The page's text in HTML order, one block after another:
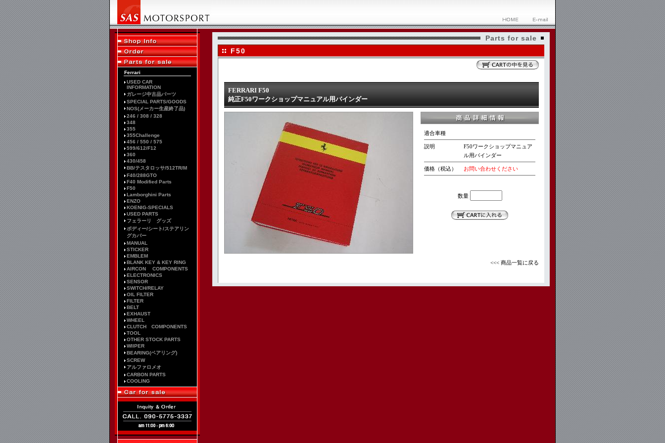
Ferrari
USED CAR
INFORMATION
ガレージ中古品パーツ
SPECIAL PARTS/GOODS
NOS(メーカー生産終了品)
246 / 308 / 328
348
355
355Challenge
456 / 550 / 575
599/612/F12
360
430/458
BB/テスタロッサ/512TR/M
F40/288GTO
F40 Modified Parts
F50
Lamborghini Parts
ENZO
KOENIG-SPECIALS
USED PARTS
フェラーリ グッズ
ボディー/シート/ステアリン
グカバー
MANUAL
STICKER
EMBLEM
BLANK KEY & KEY RING
AIRCON COMPONENTS
ELECTRONICS
SENSOR
SWITCH/RELAY
OIL FILTER
FILTER
BELT
EXHAUST
WHEEL
CLUTCH COMPONENTS
TOOL
OTHER STOCK PARTS
WIIPER
BEARING(ベアリング)
SCREW
アルファロメオ
CARBON PARTS
COOLING
Parts for sale
F50
FERRARI F50
純正F50ワークショップマニュアル用バインダー
適合車種
説明
F50ワークショップマニュア
ル用バインダー
価格（税込） お問い合わせください
数量
<<< 商品一覧に戻る